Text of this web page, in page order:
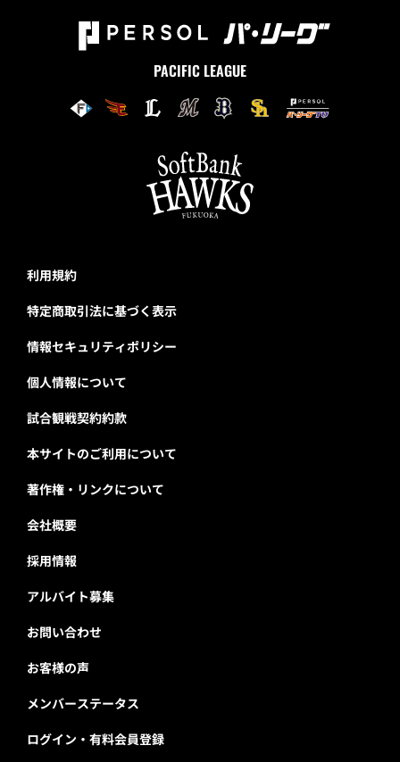
PACIFIC LEAGUE
利用規約
特定商取引法に基づく表示
情報セキュリティポリシー
個人情報について
試合観戦契約約款
本サイトのご利用について
著作権・リンクについて
会社概要
採用情報
アルバイト募集
お問い合わせ
お客様の声
メンバーステータス
ログイン・有料会員登録